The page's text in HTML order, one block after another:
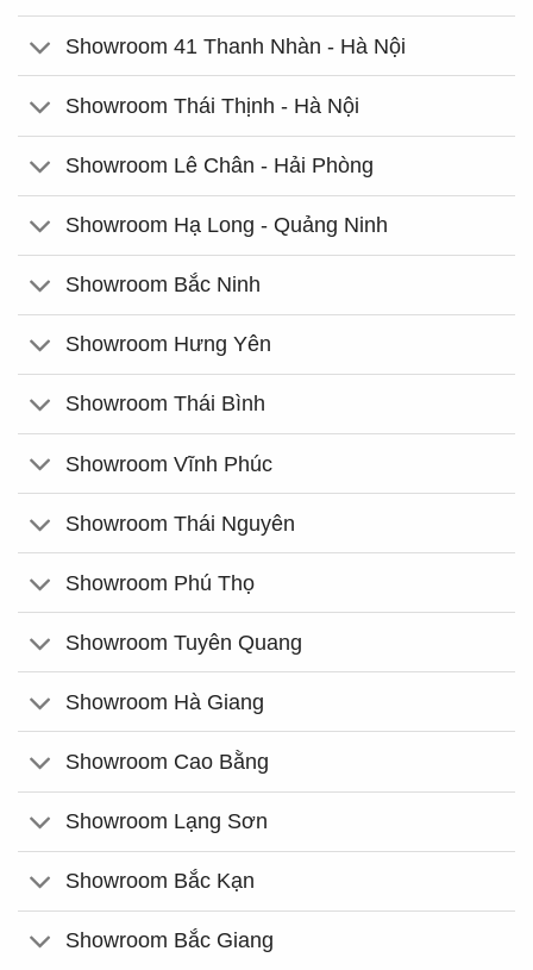
Showroom 41 Thanh Nhàn - Hà Nội
Showroom Thái Thịnh - Hà Nội
Showroom Lê Chân - Hải Phòng
Showroom Hạ Long - Quảng Ninh
Showroom Bắc Ninh
Showroom Hưng Yên
Showroom Thái Bình
Showroom Vĩnh Phúc
Showroom Thái Nguyên
Showroom Phú Thọ
Showroom Tuyên Quang
Showroom Hà Giang
Showroom Cao Bằng
Showroom Lạng Sơn
Showroom Bắc Kạn
Showroom Bắc Giang